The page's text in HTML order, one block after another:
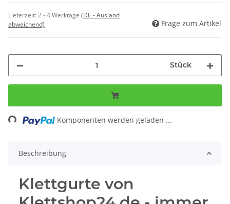
Lieferzeit:2 - 4 Werktage (DE - Ausland
abweichend)
Frage zum Artikel
Stück
Komponenten werden geladen ...
Beschreibung
Klettgurte von